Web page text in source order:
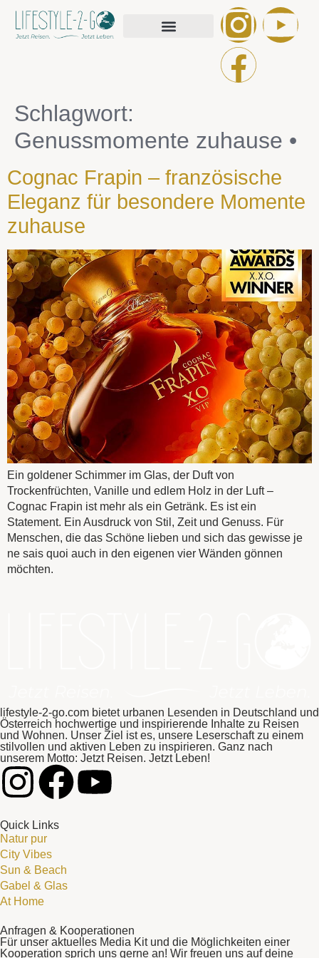
Schlagwort:
Genussmomente zuhause •
Cognac Frapin – französische
Eleganz für besondere Momente
zuhause
Ein goldener Schimmer im Glas, der Duft von
Trockenfrüchten, Vanille und edlem Holz in der Luft –
Cognac Frapin ist mehr als ein Getränk. Es ist ein
Statement. Ein Ausdruck von Stil, Zeit und Genuss. Für
Menschen, die das Schöne lieben und sich das gewisse je
ne sais quoi auch in den eigenen vier Wänden gönnen
möchten.
lifestyle-2-go.com bietet urbanen Lesenden in Deutschland und
Österreich hochwertige und inspirierende Inhalte zu Reisen
und Wohnen. Unser Ziel ist es, unsere Leserschaft zu einem
stilvollen und aktiven Leben zu inspirieren. Ganz nach
unserem Motto: Jetzt Reisen. Jetzt Leben!
Quick Links
Natur pur
City Vibes
Sun & Beach
Gabel & Glas
At Home
Anfragen & Kooperationen
Für unser aktuelles Media Kit und die Möglichkeiten einer
Kooperation sprich uns gerne an! Wir freuen uns auf deine